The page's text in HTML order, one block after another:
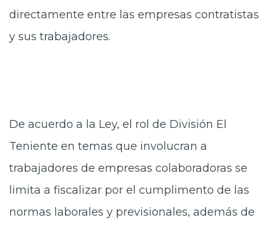
directamente entre las empresas contratistas
y sus trabajadores.
De acuerdo a la Ley, el rol de División El
Teniente en temas que involucran a
trabajadores de empresas colaboradoras se
limita a fiscalizar por el cumplimento de las
normas laborales y previsionales, además de